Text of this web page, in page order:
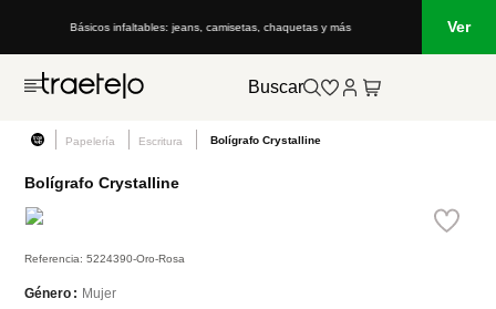
Básicos infaltables: jeans, camisetas, chaquetas y más Ver
Buscar
Papelería Escritura Bolígrafo Crystalline
Bolígrafo Crystalline
Referencia:5224390-Oro-Rosa
Género Mujer